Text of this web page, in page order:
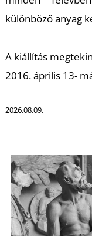
különböző anyag
A kiállítás
2016. április 13-
2026.08.09.